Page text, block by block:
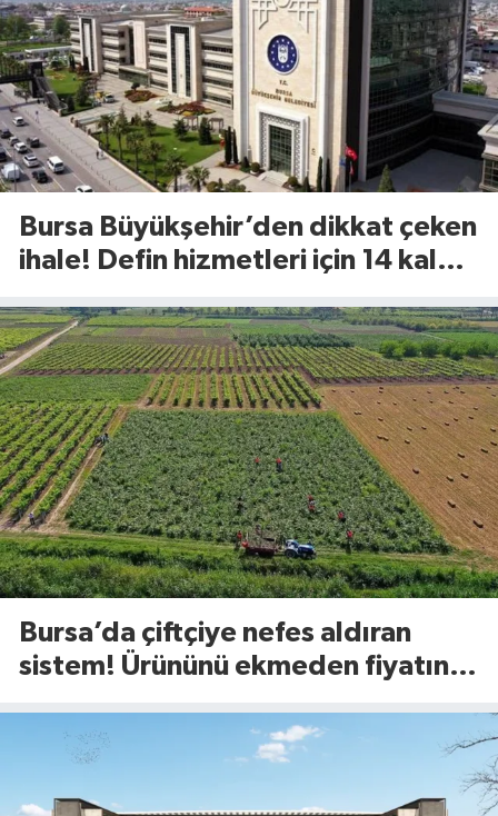
Bursa Büyükşehir’den dikkat çeken
ihale! Defin hizmetleri için 14 kalem
Bursa’da çiftçiye nefes aldıran
sistem! Ürününü ekmeden fiyatını